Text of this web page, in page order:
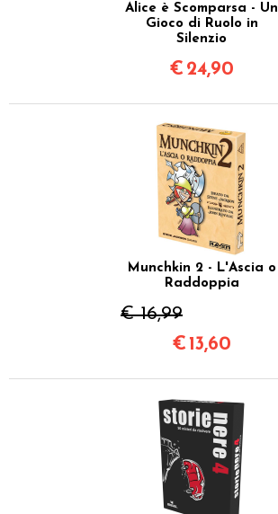
Alice è Scomparsa - Un
Gioco di Ruolo in
Silenzio
€ 24,90
Munchkin 2 - L'Ascia o
Raddoppia
€ 16,99
€ 13,60